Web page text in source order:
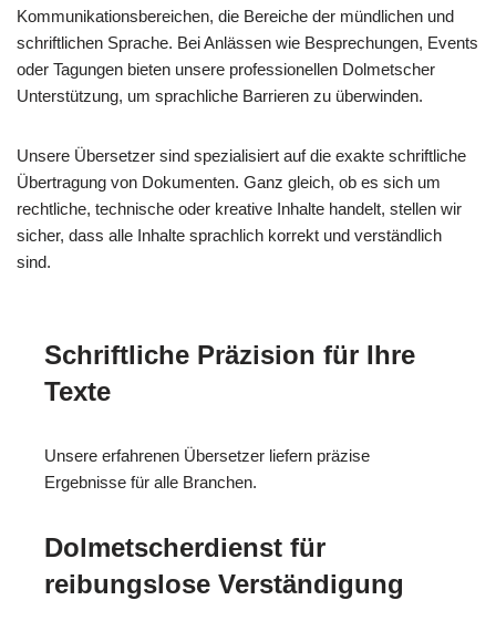
Kommunikationsbereichen, die Bereiche der mündlichen und
schriftlichen Sprache. Bei Anlässen wie Besprechungen, Events
oder Tagungen bieten unsere professionellen Dolmetscher
Unterstützung, um sprachliche Barrieren zu überwinden.
Unsere Übersetzer sind spezialisiert auf die exakte schriftliche
Übertragung von Dokumenten. Ganz gleich, ob es sich um
rechtliche, technische oder kreative Inhalte handelt, stellen wir
sicher, dass alle Inhalte sprachlich korrekt und verständlich
sind.
Schriftliche Präzision für Ihre
Texte
Unsere erfahrenen Übersetzer liefern präzise
Ergebnisse für alle Branchen.
Dolmetscherdienst für
reibungslose Verständigung